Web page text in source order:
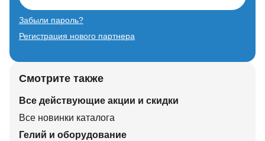
Забыли пароль?
Регистрация нового партнера
Смотрите также
Все действующие акции и скидки
Все новинки каталога
Гелий и оборудование